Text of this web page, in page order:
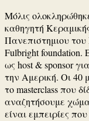
Μόλις
καθηγητή
Πανεπιστημιου
Fulbright
ως host & sponsor
την Αμερική. Οι 40
το masterclass που
αναζητήσουμε
είναι εμπειρίες